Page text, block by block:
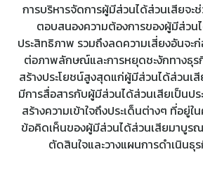
การบริหารจัดการผู้มีส่วนได้ส่วนเสียจะ
ตอบสนองความต้องการของผู้มีส่วน
ประสิทธิภาพ รวมถึงลดความเสี่ยงอันจะ
ต่อภาพลักษณ์และการหยุดชะงักทางธุร
สร้างประโยชน์สูงสุดแก่ผู้มีส่วนได้ส่วนเ
มีการสื่อสารกับผู้มีส่วนได้ส่วนเสียเป็นปร
สร้างความเข้าใจถึงประเด็นต่างๆ ที่อยู่ใ
ข้อคิดเห็นของผู้มีส่วนได้ส่วนเสียมาบูร
ตัดสินใจและวางแผนการดำเนินธุ